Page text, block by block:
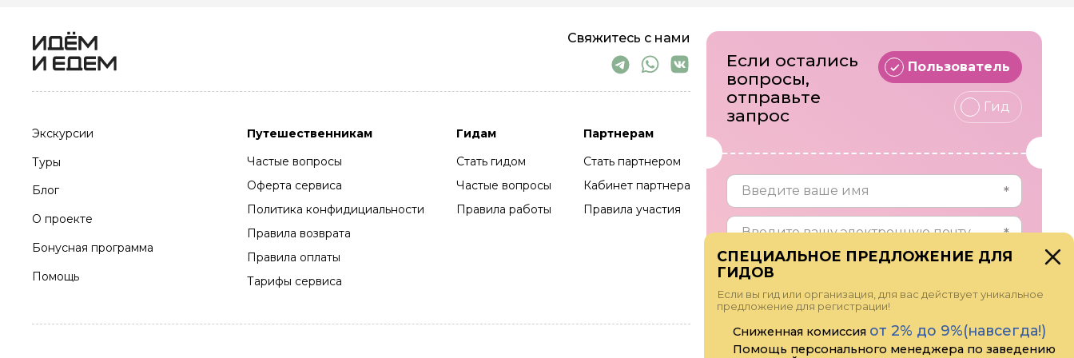
Свяжитесь с нами
Экскурсии
Туры
Блог
О проекте
Бонусная программа
Помощь
Путешественникам
Частые вопросы
Оферта сервиса
Политика конфидициальности
Правила возврата
Правила оплаты
Тарифы сервиса
Гидам
Стать гидом
Частые вопросы
Правила работы
Партнерам
Стать партнером
Кабинет партнера
Правила участия
Если остались
вопросы,
отправьте
запрос
Пользователь
Гид
СПЕЦИАЛЬНОЕ ПРЕДЛОЖЕНИЕ ДЛЯ
ГИДОВ
Если вы гид или организация, для вас действует уникальное
предложение для регистрации!
Сниженная комиссия от 2% до 9%(навсегда!)
Помощь персонального менеджера по заведению